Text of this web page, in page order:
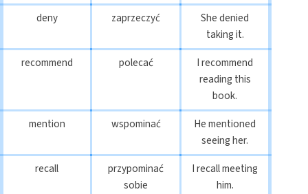
deny zaprzeczyć
She denied
taking it.
recommend
polecać
I recommend
reading this
book.
mention
wspominać
He mentioned
seeing her.
recall
przypominać
sobie
I recall meeting
him.